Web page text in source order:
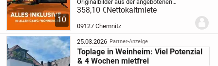
10
Originalbilder aus der angebotenen
Wohnung!Die angebotene Wohnung
mieten Sie direkt vom Eigentümer mit Sitz
in Chemnitz an.Sie haben Interesse?
Dann nehmen...
358,10 €Nettokaltmiete
09127 Chemnitz
25.03.2026 Partner-Anzeige
Toplage in Weinheim: Viel Potenzial
& 4 Wochen mietfrei